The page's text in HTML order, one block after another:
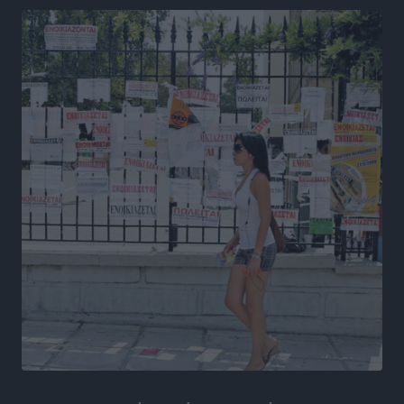
Ειδήσεις • πριν 17 ώρες
Στον Άγιο Νικόλαο Χάλκης ανοίγει ξανά το
ανανεωμένο εκκλησιαστικό μουσείο από τη Λέσχη
Lions Χάλκης
Τοπικές Ειδήσεις πριν 17 ώρες
Ρόδος: «Βουλιάζει» από τουρίστες – Πάνω από 1 εκατ.
επιβάτες και 55 κρουαζιερόπλοια
Τοπικές Ειδήσεις• πριν 17 ώρες
Γ’ Εθνική Κατηγορία: Οι ημερομηνίες των
αγωνιστικών της κανονικής περιόδου
Αθλητικά• πριν 23 ώρες
Συνελήφθησαν δύο άτομα στην Κάρπαθο για άγρα